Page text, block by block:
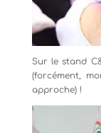
Sur le stand
(forcément,
approche) !